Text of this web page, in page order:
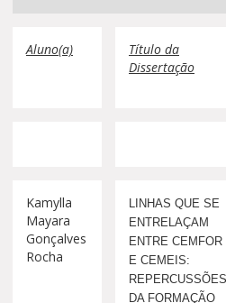
Aluno(a)
Título da
Dissertação
Kamylla
Mayara
Gonçalves
Rocha
LINHAS QUE SE
ENTRELAÇAM
ENTRE CEMFOR
E CEMEIS:
REPERCUSSÕES
DA FORMAÇÃO